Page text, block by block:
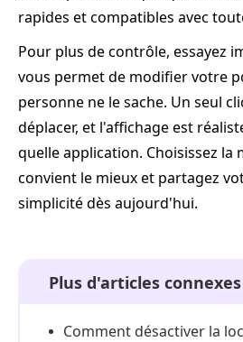
rapides et compatibles avec
Pour plus de contrôle, essayez
vous permet de modifier votre
personne ne le sache. Un seul
déplacer, et l'affichage est
quelle application. Choisissez la
convient le mieux et partagez
simplicité dès aujourd'hui.
Plus d'articles connexes
Comment désactiver la